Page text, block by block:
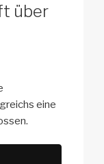
über
eine